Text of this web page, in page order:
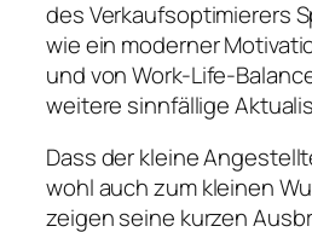
des Verkaufsoptimierers
wie ein moderner
und von Work-Life-
weitere sinnfällige
Dass der kleine
wohl auch zum kleinen
zeigen seine kurzen